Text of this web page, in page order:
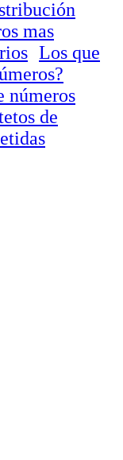
mas
Los que
números
de